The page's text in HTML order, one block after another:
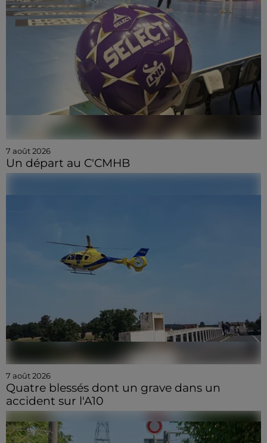
7 août 2026
Un départ au C'CMHB
7 août 2026
Quatre blessés dont un grave dans un
accident sur l'A10